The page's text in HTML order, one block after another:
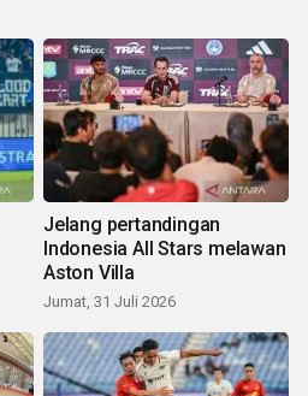
Jelang pertandingan
Indonesia All Stars melawan
Aston Villa
Jumat, 31 Juli 2026